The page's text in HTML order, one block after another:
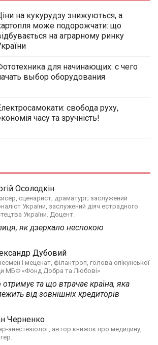
на кукурудзу знижуються, а
може подорожчати: що
на аграрному ринку
для начинающих: с чего
выбор оборудования
свобода руху,
часу та зручність!
Осолодкін
сценарист, драматург; заслужений
України, заслужений діяч естрадного
України. Доцент.
як дзеркало неспокою
Дубовий
і меценат, філантроп, голова опікунської
МБФ «Фонд Добра та Любові»
та що втрачає країна, яка
від зовнішніх кредиторів
Черненко
анестезіолог, автор книжок про медицину,